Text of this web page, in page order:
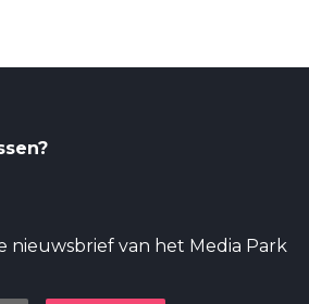
nieuwsbrief van het Media Park